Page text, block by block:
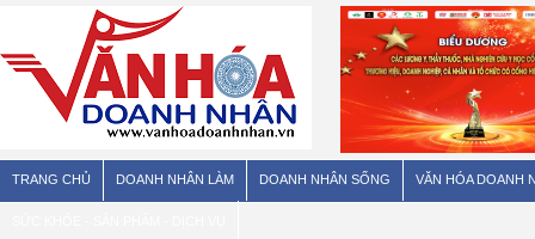
TRANG CHỦ DOANH NHÂN LÀM DOANH NHÂN SỐNG VĂN HÓA DOANH